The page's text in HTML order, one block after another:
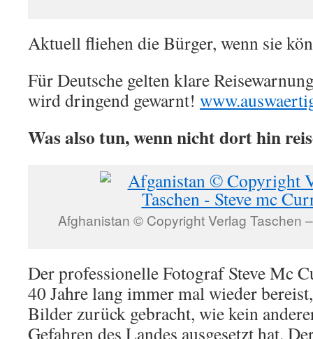
Aktuell fliehen die Bürger, wenn sie
Für Deutsche gelten klare
wird dringend gewarnt!
Was also tun, wenn nicht dort hin
Afghanistan © Copyright Verlag Taschen
Der professionelle Fotograf Steve Mc
40 Jahre lang immer mal wieder
Bilder zurück gebracht, wie kein
Gefahren des Landes ausgesetzt hat.